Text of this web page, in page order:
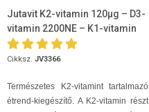
Jutavit K2-vitamin 120µg – D3-
vitamin 2200NE – K1-vitamin
700µg 60 kapszula
Cikksz. JV3366
Természetes K2-vitamint tartalmazó
étrend-kiegészítő. A K2-vitamin részt